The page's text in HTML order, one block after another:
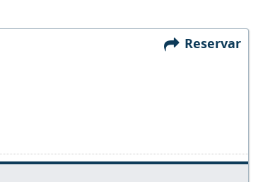
Reservar